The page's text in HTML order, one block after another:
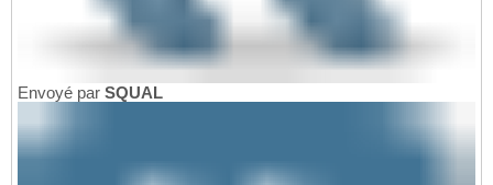
Envoyé par SQUAL